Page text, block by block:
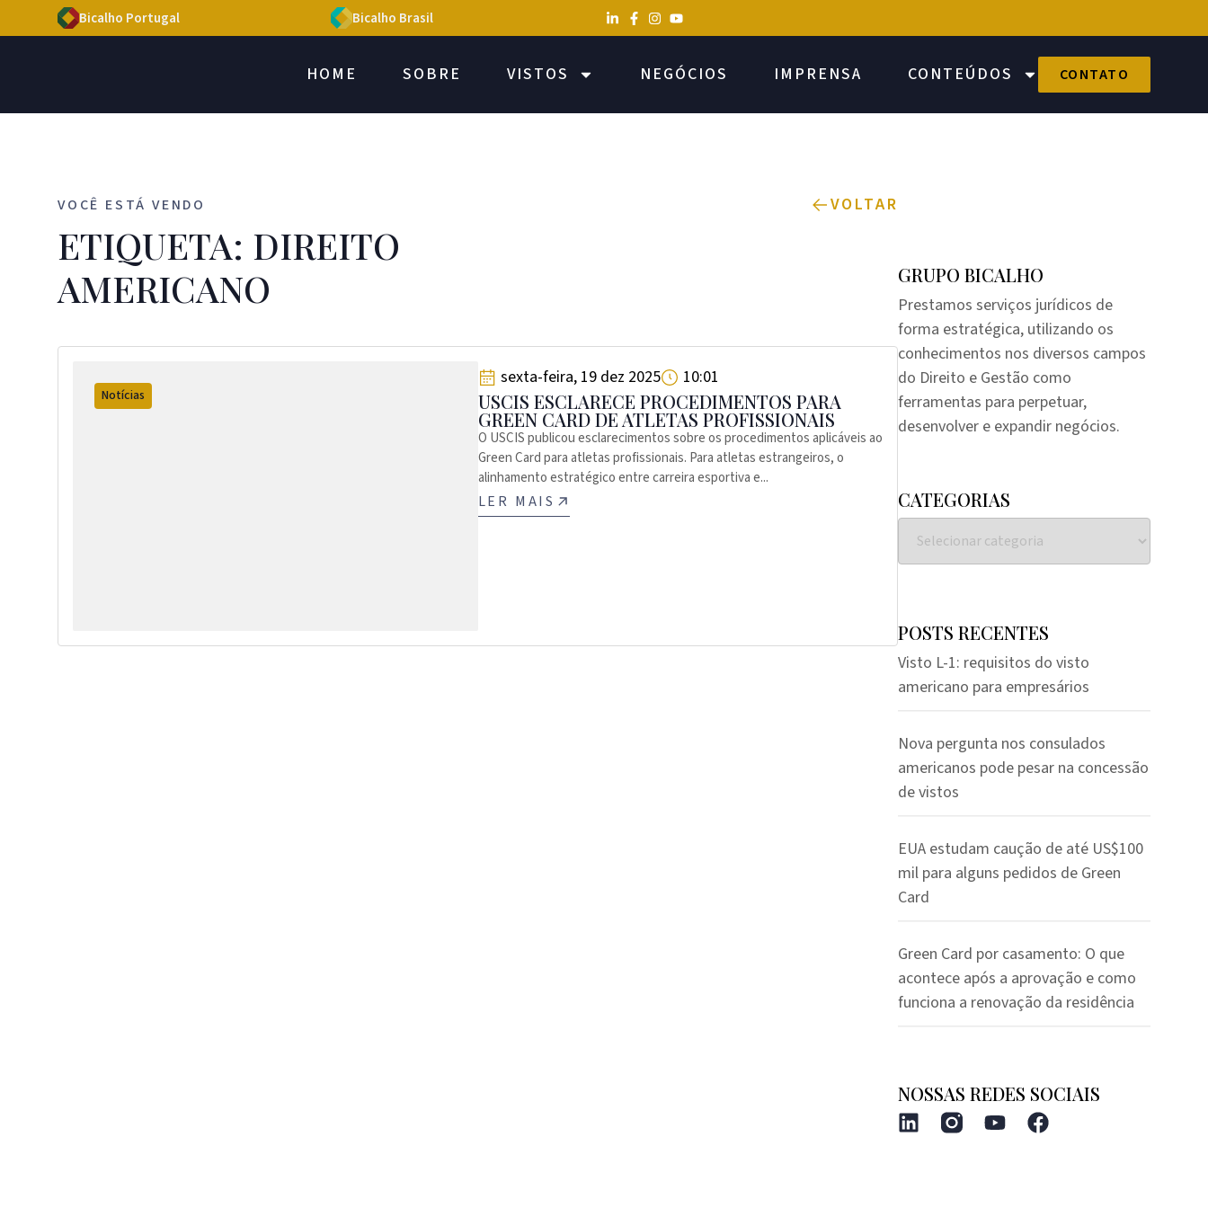
Bicalho Portugal Bicalho Brasil
HOME SOBRE VISTOS NEGÓCIOS IMPRENSA CONTEÚDOS CONTATO
VOCÊ ESTÁ VENDO VOLTAR
ETIQUETA: DIREITO
AMERICANO
Notícias
sexta-feira, 19 dez 2025 10:01
USCIS ESCLARECE PROCEDIMENTOS PARA
GREEN CARD DE ATLETAS PROFISSIONAIS
O USCIS publicou esclarecimentos sobre os procedimentos aplicáveis ao
Green Card para atletas profissionais. Para atletas estrangeiros, o
alinhamento estratégico entre carreira esportiva e...
LER MAIS
GRUPO BICALHO
Prestamos serviços jurídicos de
forma estratégica, utilizando os
conhecimentos nos diversos campos
do Direito e Gestão como
ferramentas para perpetuar,
desenvolver e expandir negócios.
CATEGORIAS
POSTS RECENTES
Visto L-1: requisitos do visto
americano para empresários
Nova pergunta nos consulados
americanos pode pesar na concessão
de vistos
EUA estudam caução de até US$100
mil para alguns pedidos de Green
Card
Green Card por casamento: O que
acontece após a aprovação e como
funciona a renovação da residência
NOSSAS REDES SOCIAIS